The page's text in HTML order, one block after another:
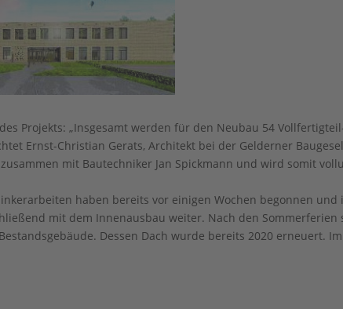
Projekts: „Insgesamt werden für den Neubau 54
Ernst-Christian Gerats, Architekt bei der Gelderner
mit Bautechniker Jan Spickmann und wird somit
haben bereits vor einigen Wochen begonnen
mit dem Innenausbau weiter. Nach den Sommerferien
Dessen Dach wurde bereits 2020 erneuert.